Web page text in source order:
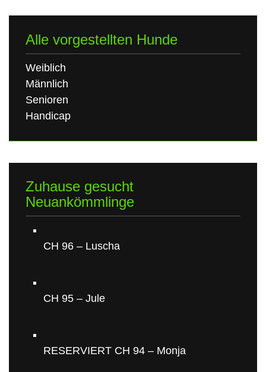
Alle vorgestellten Hunde
Weiblich
Männlich
Senioren
Handicap
Zuhause gesucht
Neuankömmlinge
CH 96 – Luscha
CH 95 – Jule
RESERVIERT CH 94 – Monja